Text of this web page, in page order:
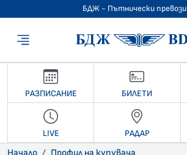
БДЖ - Пътнически превози
РАЗПИСАНИЕ БИЛЕТИ
LIVE РАДАР